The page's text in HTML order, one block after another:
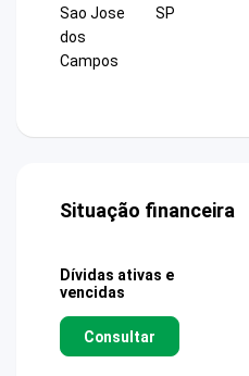
Sao Jose
dos
Campos
SP
Situação financeira
Dívidas ativas e
vencidas
Consultar